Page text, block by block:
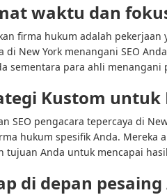
waktu dan
firma hukum adalah
di New York menangani SEO
sementara para ahli
Kustom untuk
SEO pengacara tepercaya di
hukum spesifik Anda. Mereka
tujuan Anda untuk mencapai
di depan pesaing